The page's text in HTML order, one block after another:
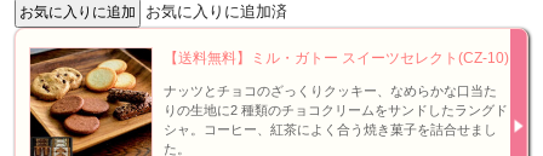
お気に入りに追加済
【送料無料】ミル・ガトー スイーツセレクト(CZ-10)
ナッツとチョコのざっくりクッキー、なめらかな口当た
りの生地に2 種類のチョコクリームをサンドしたラングド
シャ。コーヒー、紅茶によく合う焼き菓子を詰合せまし
た。